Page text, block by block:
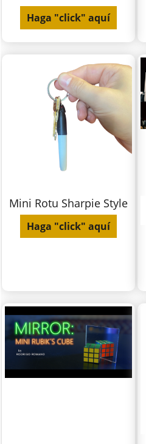
Haga "click" aquí
Mini Rotu Sharpie Style
Haga "click" aquí